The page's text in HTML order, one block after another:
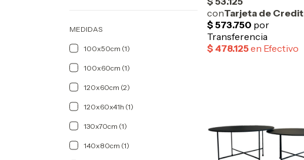
MEDIDAS
100x50cm (1)
100x60cm (1)
120x60cm (2)
120x60x41h (1)
130x70cm (1)
140x80cm (1)